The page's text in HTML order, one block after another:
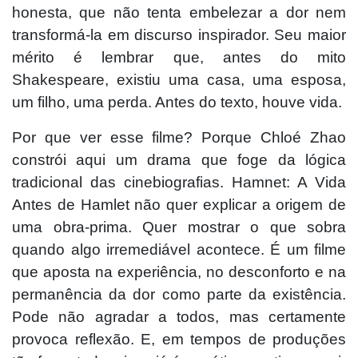
honesta, que não tenta embelezar a dor nem
transformá-la em discurso inspirador. Seu maior
mérito é lembrar que, antes do mito
Shakespeare, existiu uma casa, uma esposa,
um filho, uma perda. Antes do texto, houve vida.
Por que ver esse filme? Porque Chloé Zhao
constrói aqui um drama que foge da lógica
tradicional das cinebiografias. Hamnet: A Vida
Antes de Hamlet não quer explicar a origem de
uma obra-prima. Quer mostrar o que sobra
quando algo irremediável acontece. É um filme
que aposta na experiência, no desconforto e na
permanência da dor como parte da existência.
Pode não agradar a todos, mas certamente
provoca reflexão. E, em tempos de produções